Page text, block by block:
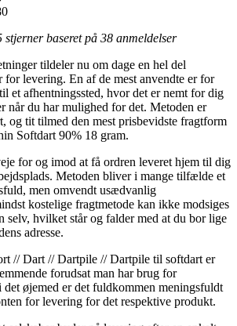
stjerner baseret på 38 anmeldelser
tildeler nu om dage en hel del
levering. En af de mest anvendte er for
et afhentningssted, hvor det er nemt for dig
når du har mulighed for det. Metoden er
og tit tilmed den mest prisbevidste fragtform
Softdart 90% 18 gram.
for og imod at få ordren leveret hjem til dig
Metoden bliver i mange tilfælde et
men omvendt usædvanlig
kostelige fragtmetode kan ikke modsiges
selv, hvilket står og falder med at du bor lige
adresse.
// Dart // Dartpile // Dartpile til softdart er
forudsat man har brug for
øjemed er det fuldkommen meningsfuldt
for levering for det respektive produkt.